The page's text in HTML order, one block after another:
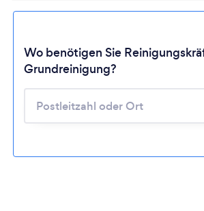
Lädt ...
Bitte warten ...
Wo benötigen Sie
Grundreinigung?